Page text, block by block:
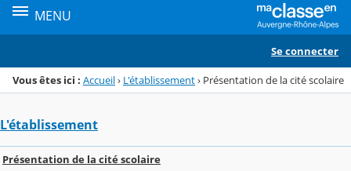
MENU
Se connecter
Vous êtes ici : Accueil› L'établissement› Présentation de la cité scolaire
L'établissement
Présentation de la cité scolaire